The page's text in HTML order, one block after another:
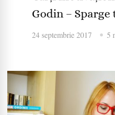
Godin –
24 septembrie 2017 5